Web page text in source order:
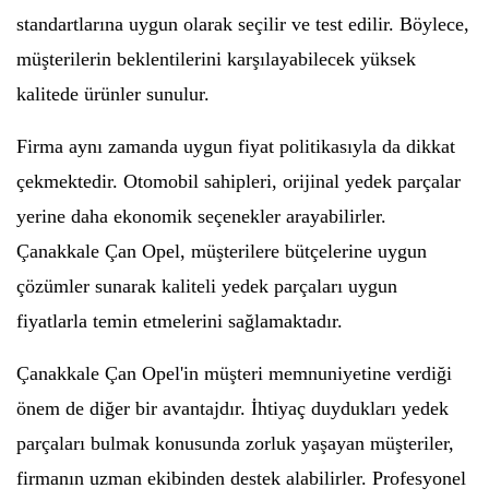
standartlarına uygun olarak seçilir ve test edilir. Böylece,
müşterilerin beklentilerini karşılayabilecek yüksek
kalitede ürünler sunulur.
Firma aynı zamanda uygun fiyat politikasıyla da dikkat
çekmektedir. Otomobil sahipleri, orijinal yedek parçalar
yerine daha ekonomik seçenekler arayabilirler.
Çanakkale Çan Opel, müşterilere bütçelerine uygun
çözümler sunarak kaliteli yedek parçaları uygun
fiyatlarla temin etmelerini sağlamaktadır.
Çanakkale Çan Opel'in müşteri memnuniyetine verdiği
önem de diğer bir avantajdır. İhtiyaç duydukları yedek
parçaları bulmak konusunda zorluk yaşayan müşteriler,
firmanın uzman ekibinden destek alabilirler. Profesyonel